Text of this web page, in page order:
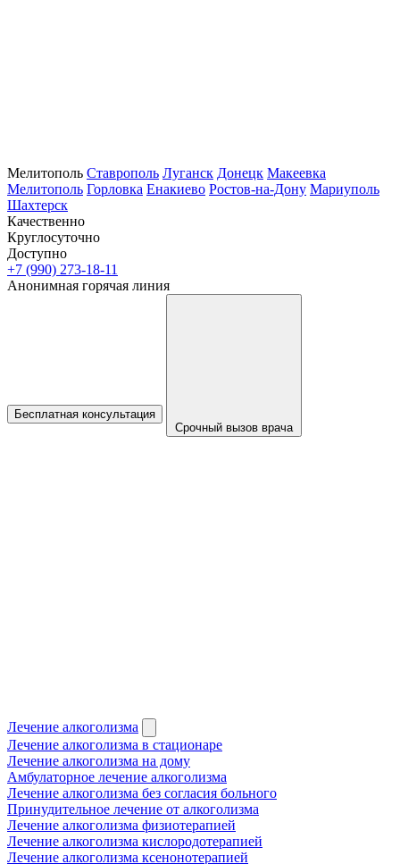
Мелитополь Ставрополь Луганск Донецк Макеевка
Мелитополь Горловка Енакиево Ростов-на-Дону Мариуполь
Шахтерск
Качественно
Круглосуточно
Доступно
+7 (990) 273-18-11
Анонимная горячая линия
Бесплатная консультация
Срочный вызов врача
Лечение алкоголизма
Лечение алкоголизма в стационаре
Лечение алкоголизма на дому
Амбулаторное лечение алкоголизма
Лечение алкоголизма без согласия больного
Принудительное лечение от алкоголизма
Лечение алкоголизма физиотерапией
Лечение алкоголизма кислородотерапией
Лечение алкоголизма ксенонотерапией